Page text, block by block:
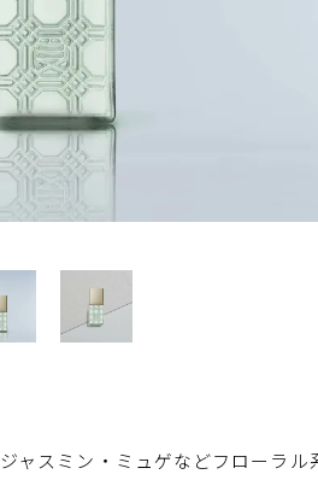
ジャスミン・ミュゲなどフローラル